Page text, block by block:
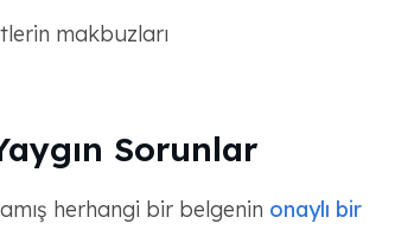
makbuzları
Sorunlar
herhangi bir belgenin onaylı bir